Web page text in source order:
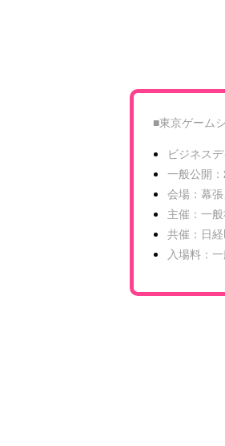
■東京ゲーム
ビジネス
一般公開
会場：幕張
主催：一
共催：日
入場料：